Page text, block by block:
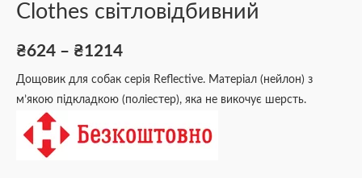
Clothes світловідбивний
₴624 – ₴1214
Дощовик для собак серія Reflective. Матеріал (нейлон) з
м’якою підкладкою (поліестер), яка не викочує шерсть.